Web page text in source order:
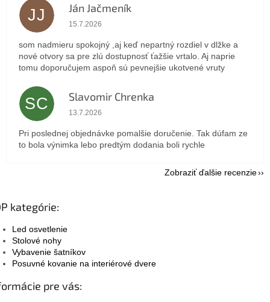
JJ Ján Jačmeník
Hodnotenie obchodu je 5 z 5 hviezdičiek.
15.7.2026
som nadmieru spokojný ,aj keď nepartný rozdiel v dlžke a
nové otvory sa pre zlú dostupnosť ťažšie vrtalo. Aj naprie
tomu doporučujem aspoň sú pevnejšie ukotvené vruty
SC Slavomir Chrenka
Hodnotenie obchodu je 5 z 5 hviezdičiek.
13.7.2026
Pri poslednej objednávke pomalšie doručenie. Tak dúfam ze
to bola výnimka lebo predtým dodania boli rychle
Zobraziť ďalšie recenzie
kategórie:
Led osvetlenie
Stolové nohy
Vybavenie šatníkov
Posuvné kovanie na interiérové dvere
pre vás: